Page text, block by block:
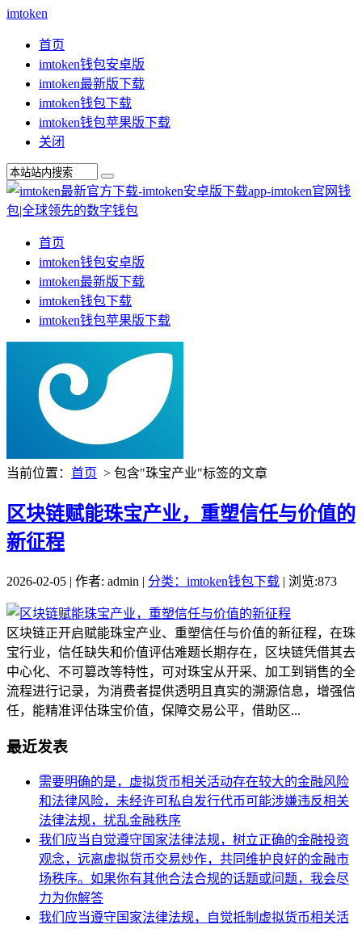
imtoken
首页
imtoken钱包安卓版
imtoken最新版下载
imtoken钱包下载
imtoken钱包苹果版下载
关闭
首页
imtoken钱包安卓版
imtoken最新版下载
imtoken钱包下载
imtoken钱包苹果版下载
当前位置： 首页 > 包含"珠宝产业"标签的文章
区块链赋能珠宝产业，重塑信任与价值的
新征程
2026-02-05 | 作者: admin | 分类：imtoken钱包下载 | 浏览:873
区块链正开启赋能珠宝产业、重塑信任与价值的新征程，在珠
宝行业，信任缺失和价值评估难题长期存在，区块链凭借其去
中心化、不可篡改等特性，可对珠宝从开采、加工到销售的全
流程进行记录，为消费者提供透明且真实的溯源信息，增强信
任，能精准评估珠宝价值，保障交易公平，借助区...
最近发表
需要明确的是，虚拟货币相关活动存在较大的金融风险
和法律风险，未经许可私自发行代币可能涉嫌违反相关
法律法规，扰乱金融秩序
我们应当自觉遵守国家法律法规，树立正确的金融投资
观念，远离虚拟货币交易炒作，共同维护良好的金融市
场秩序。如果你有其他合法合规的话题或问题，我会尽
力为你解答
我们应当遵守国家法律法规，自觉抵制虚拟货币相关活